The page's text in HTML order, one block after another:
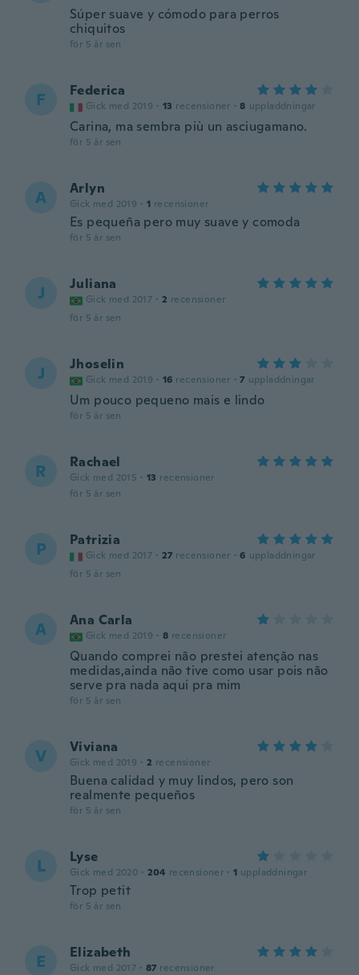
Súper suave y cómodo para perros
chiquitos
för 5 år sen
F Federica
Gick med 2019 · 13 recensioner · 8 uppladdningar
Carina, ma sembra più un asciugamano.
för 5 år sen
A Arlyn
Gick med 2019 · 1 recensioner
Es pequeña pero muy suave y comoda
för 5 år sen
J Juliana
Gick med 2017 · 2 recensioner
för 5 år sen
J Jhoselin
Gick med 2019 · 16 recensioner · 7 uppladdningar
Um pouco pequeno mais e lindo
för 5 år sen
R Rachael
Gick med 2015 · 13 recensioner
för 5 år sen
P Patrizia
Gick med 2017 · 27 recensioner · 6 uppladdningar
för 5 år sen
A Ana Carla
Gick med 2019 · 8 recensioner
Quando comprei não prestei atenção nas
medidas,ainda não tive como usar pois não
serve pra nada aqui pra mim
för 5 år sen
V Viviana
Gick med 2019 · 2 recensioner
Buena calidad y muy lindos, pero son
realmente pequeños
för 5 år sen
L Lyse
Gick med 2020 · 204 recensioner · 1 uppladdningar
Trop petit
för 5 år sen
E Elizabeth
Gick med 2017 · 87 recensioner